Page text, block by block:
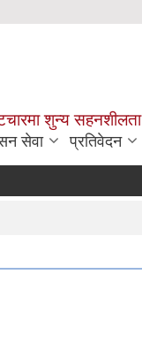
शुन्य सहनशीलता
सेवा प्रतिवेदन